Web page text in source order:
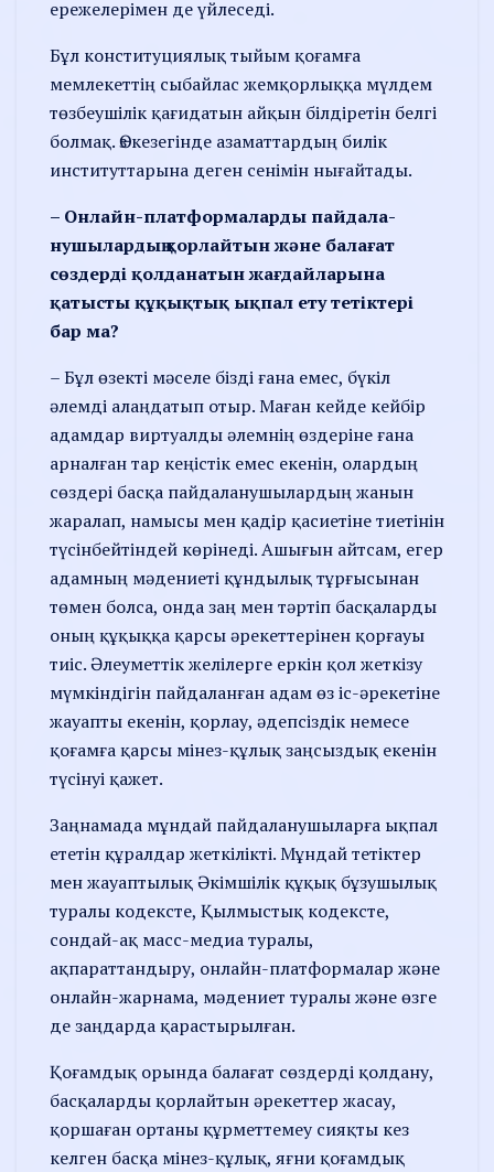
ережелерімен де үйлеседі.
Бұл конституциялық тыйым қоғамға
мемлекеттің сы­бай­лас жемқорлыққа мүлдем
төзбеу­шілік қағидатын айқын білді­ретін белгі
болмақ. Өз кезегін­де азаматтардың билік
инсти­туттарына деген сенімін нығайтады.
– Онлайн-платформаларды пайда­ла­
нушылардың қорлай­тын және ба­лағат
сөздерді қолда­натын жағдай­ларына
қатысты құқықтық ықпал ету тетіктері
бар ма?
– Бұл өзекті мәселе бізді ғана емес, бүкіл
әлемді алаңдатып отыр. Маған кейде кейбір
адамдар виртуалды әлемнің өзде­ріне ғана
арналған тар кеңістік емес екенін, олардың
сөздері басқа пайдаланушылардың жанын
жаралап, намысы мен қадір қасиетіне тиетінін
түсін­бейтіндей көрінеді. Ашығын айтсам, егер
адамның мәдениеті құндылық тұрғысынан
төмен болса, онда заң мен тәртіп бас­қаларды
оның құқыққа қарсы әрекеттерінен қорғауы
тиіс. Әлеуметтік желілерге еркін қол жеткізу
мүмкіндігін пайдаланған адам өз іс-әрекетіне
жауапты екенін, қорлау, әдепсіздік немесе
қоғамға қарсы мінез-құлық заңсыздық екенін
түсінуі қажет.
Заңнамада мұндай пайдала­ну­шы­ларға ықпал
ететін құрал­дар жеткілікті. Мұндай тетіктер
мен жауаптылық Әкімшілік құқық бұзушылық
туралы кодексте, Қылмыстық кодексте,
сондай-ақ масс-медиа туралы,
ақпараттандыру, онлайн-платформалар және
онлайн-жарнама, мәдениет туралы және өзге
де заңдарда қарастырылған.
Қоғамдық орында балағат сөздерді қолдану,
басқаларды қорлайтын әрекет­тер жасау,
қоршаған ортаны құрметтемеу сияқты кез
келген басқа мі­нез-құлық, яғни қоғамдық